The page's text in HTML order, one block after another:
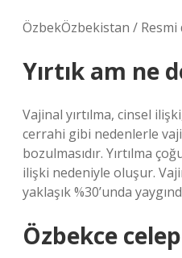
ÖzbekÖzbekistan / Resmi
Yırtık am ne
Vajinal yırtılma, cinsel
cerrahi gibi nedenlerle
bozulmasıdır. Yırtılma
ilişki nedeniyle oluşur.
yaklaşık %30’unda
Özbekce